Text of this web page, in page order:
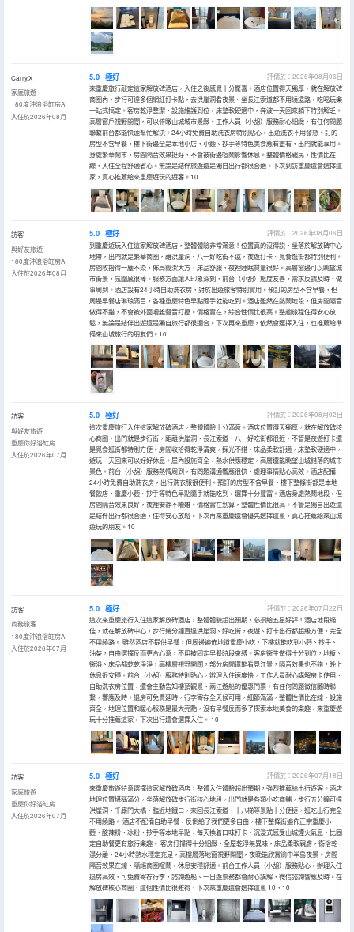
Carry.X
家庭旅遊
180度沖浪浴缸房A
入住於2026年08月
5.0 極好
評價於：2026年08月06日
來重慶旅行敲定這家解放碑酒店，入住之後感覺十分驚喜。酒店位置得天獨厚，就在解放碑
商圈內，步行可達多個網紅打卡點，去洪崖洞看夜景、坐長江索道都不用繞遠路，吃喝玩樂
一站式搞定。客房乾淨整潔，設施維護到位，床墊軟硬適中，奔波一天回來躺下特別解乏。
高層窗戶視野開闊，可以俯瞰山城城市景緻。工作人員（小胡）服務耐心細緻，有任何問題
聯繫前台都能快速幫忙解決。24小時免費自助洗衣房特別貼心，出遊洗衣不用發愁。訂的
房型不含早餐，樓下街邊全是本地小店，小麪、抄手等特色美食應有盡有，出門就能享用。
身處繁華鬧市，房間隔音效果挺好，不會被街邊喧鬧影響休息。整體價格親民，性價比在
線，入住全程舒適省心。無論是結伴旅遊還是獨自出行都很合適。下次到訪重慶還會選擇這
家，真心推薦給來重慶遊玩的遊客。10
訪客
與好友旅遊
180度沖浪浴缸房A
入住於2026年08月
5.0 極好
評價於：2026年08月06日
到重慶遊玩入住這家解放碑酒店，整體體驗非常滿意！位置真的沒得説，坐落於解放碑中心
地帶，出門就是繁華商圈，離洪崖洞、八一好吃街不遠，夜遊打卡、覓食逛街都特別便利。
房間收拾得一塵不染，佈局簡潔大方，床品舒服，夜裡睡眠質量很好。高層窗邊可以眺望城
市街景，氛圍感很棒。服務方面讓人印象深刻，前台（小胡）態度友善，需求反饋及時，做
事周到。酒店設有24小時自助洗衣房，對於出遊旅客特別實用。預訂的房型不含早餐，但
周邊早餐店琳琅滿目，各種重慶特色早點隨手就能吃到。酒店雖然在熱鬧地段，但房間隔音
做得不錯，不會被外面嘈雜聲音打擾。價格實在，綜合性價比很高。整趟旅程住得安心放
鬆，無論是結伴出遊還是獨自旅行都很適合。下次再來重慶，依然會選擇入住，也推薦給準
備來山城旅行的朋友們。10
訪客
與好友旅遊
重慶你好浴缸房
入住於2026年07月
5.0 極好
評價於：2026年08月02日
這次重慶旅行入住這家解放碑酒店，整體體驗十分滿意。酒店位置得天獨厚，就在解放碑核
心商圈，出門就是步行街，距離洪崖洞、長江索道、八一好吃街都很近，不管是夜遊打卡還
是覓食逛街都特別方便。房間收拾得乾淨清爽，採光不錯，床品柔軟舒適，床墊軟硬適中，
遊玩一天回來可以好好休息。屋內設施齊全，熱水供應穩定，高層還能眺望山城錯落的城市
景色。前台（小胡）服務熱情周到，有問題溝通響應很快，處理事情貼心高效。酒店配備
24小時免費自助洗衣房，出行洗衣服很便利。預訂的房型不含早餐，樓下整條街都是本地
餐飲店，重慶小麪、抄手等特色早點隨手就能吃到，選擇十分豐富。酒店身處熱鬧地段，但
房間隔音效果良好，夜裡安靜不嘈雜。價格實在划算，整體性價比很高。不管是獨自出遊還
是結伴出行都很合適，住得安心放鬆。下次再來重慶還會優先選擇這裏，真心推薦給來山城
遊玩的朋友。10
訪客
商務旅客
180度沖浪浴缸房A
入住於2026年07月
5.0 極好
評價於：2026年07月22日
這次來重慶旅行入住這家解放碑酒店，整體體驗超出預期，必須給五星好評！酒店地段絕
佳，就在解放碑中心，步行幾分鐘直達洪崖洞、好吃街，夜遊、打卡出行都超級方便，完全
不用繞路。 雖然酒店不提供早餐，但周邊遍佈地道重慶小吃，下樓就能吃到小麪、抄手、
油茶，自由選擇反而更合心意，不用被固定早餐時段束縛。客房衞生做得十分到位，地板、
衞浴、床品都乾乾淨淨，高樓層視野開闊，部分房間還能看見江景，隔音效果也不錯，晚上
休息很安穩。前台（小胡）服務特別貼心，辦理入住速度快，工作人員耐心講解房卡使用、
自助洗衣房位置，還會主動告知樓頂觀景、兩江遊船的優惠門票。有任何問題微信隨時聯
繫，響應及時。退房可免費延時，行李寄存全天候可用，細節滿滿，整體性價比在線，設施
齊全，地理位置和暖心服務是最大亮點，沒有早餐反而多了探索本地美食的樂趣，來重慶遊
玩十分推薦這家，下次出行還會選擇入住。 10
訪客
家庭旅遊
重慶你好浴缸房
入住於2026年07月
5.0 極好
評價於：2026年07月18日
來重慶旅遊特意選擇這家解放碑酒店，整體入住體驗超出預期，強烈推薦給出行遊客。酒店
地理位置堪稱滿分，坐落解放碑步行街核心地段，出門就是各類小吃商鋪，步行五分鐘可達
洪崖洞、千廝門大橋，臨近地鐵口，來回長江索道、十八梯等景點十分便捷，逛吃出行完全
不用繞路。 酒店不配備自助早餐，反倒給了我們更多自由，樓下整條街遍佈正宗重慶小
麪、酸辣粉、冰粉、抄手等本地早點，每天換着口味打卡，沉浸式感受山城煙火氣息，比固
定自助餐更有旅行樂趣。 客房打掃得十分細緻，全屋乾淨無異味，床品柔軟親膚，衞浴乾
濕分離，24小時熱水穩定充足，高樓層落地窗視野開闊，夜晚能欣賞渝中半島夜景。房間
隔音效果在線，隔絕商圈喧鬧，休息安穩舒適。前台工作人員（小胡）服務貼心，辦理入住
退房高效，可免費寄存行李，諮詢遊船、一日遊票務都會耐心講解，微信諮詢響應及時。在
解放碑核心商圈，這個性價比很難得，下次來重慶還會選擇這裏 10，10